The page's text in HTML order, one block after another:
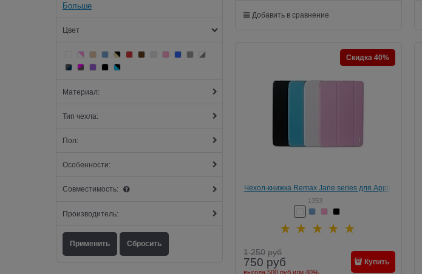
Больше
Цвет
Материал:
Тип чехла:
Пол:
Особенности:
Совместимость:
Производитель:
Добавить в сравнение
Чехол-книжка Remax Jane series для Apple
iPad Mini 2/3
1353
Скидка 40%
1 250 руб
750 руб
выгода 500 руб или 40%
Купить